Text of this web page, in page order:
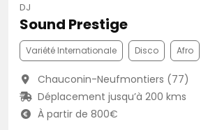
DJ
Sound Prestige
Variété Internationale Disco Afro
Chauconin-Neufmontiers (77)
Déplacement jusqu’à 200 kms
À partir de 800€